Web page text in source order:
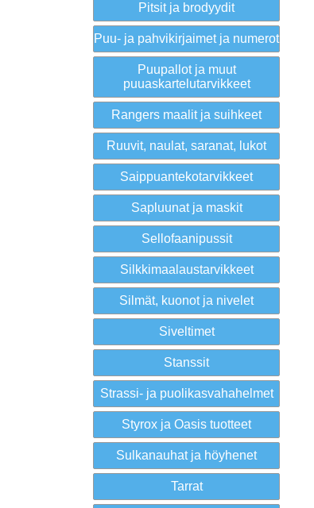
Pitsit ja brodyydit
Puu- ja pahvikirjaimet ja numerot
Puupallot ja muut
puuaskartelutarvikkeet
Rangers maalit ja suihkeet
Ruuvit, naulat, saranat, lukot
Saippuantekotarvikkeet
Sapluunat ja maskit
Sellofaanipussit
Silkkimaalaustarvikkeet
Silmät, kuonot ja nivelet
Siveltimet
Stanssit
Strassi- ja puolikasvahahelmet
Styrox ja Oasis tuotteet
Sulkanauhat ja höyhenet
Tarrat